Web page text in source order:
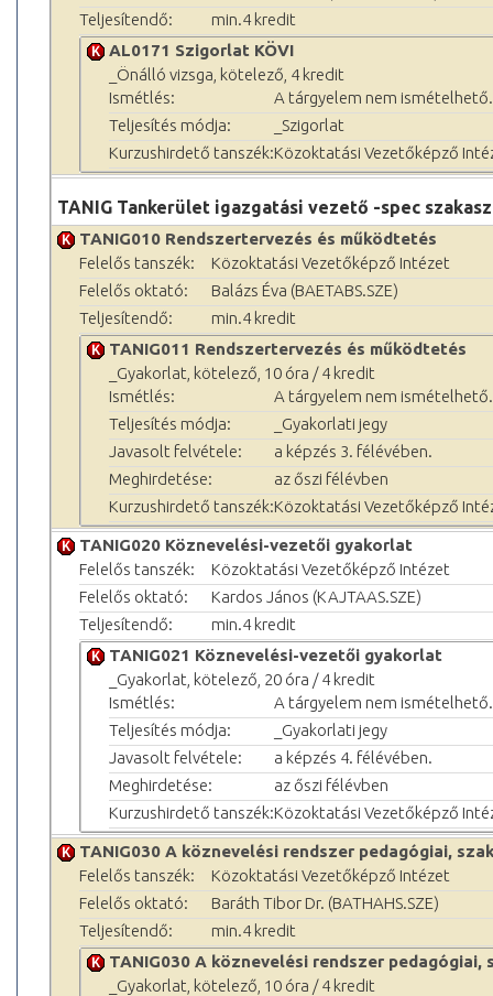
Teljesítendő:
min.4 kredit
AL0171 Szigorlat KÖVI
_Önálló vizsga, kötelező, 4 kredit
Ismétlés:
A tárgyelem nem ismételhető.
Teljesítés módja:
_Szigorlat
Kurzushirdető tanszék:Közoktatási Vezetőképző
TANIG Tankerület igazgatási vezető -spec
TANIG010 Rendszertervezés és működtetés
Felelős tanszék:
Közoktatási Vezetőképző Intézet
Felelős oktató:
Balázs Éva (BAETABS.SZE)
Teljesítendő:
min.4 kredit
TANIG011 Rendszertervezés és működtetés
_Gyakorlat, kötelező, 10 óra / 4 kredit
Ismétlés:
A tárgyelem nem ismételhető.
Teljesítés módja:
_Gyakorlati jegy
Javasolt felvétele:
a képzés 3. félévében.
Meghirdetése:
az őszi félévben
Kurzushirdető tanszék:Közoktatási Vezetőképző
TANIG020 Köznevelési-vezetői gyakorlat
Felelős tanszék:
Közoktatási Vezetőképző Intézet
Felelős oktató:
Kardos János (KAJTAAS.SZE)
Teljesítendő:
min.4 kredit
TANIG021 Köznevelési-vezetői gyakorlat
_Gyakorlat, kötelező, 20 óra / 4 kredit
Ismétlés:
A tárgyelem nem ismételhető.
Teljesítés módja:
_Gyakorlati jegy
Javasolt felvétele:
a képzés 4. félévében.
Meghirdetése:
az őszi félévben
Kurzushirdető tanszék:Közoktatási Vezetőképző
TANIG030 A köznevelési rendszer pedagógiai,
Felelős tanszék:
Közoktatási Vezetőképző Intézet
Felelős oktató:
Baráth Tibor Dr. (BATHAHS.SZE)
Teljesítendő:
min.4 kredit
TANIG030 A köznevelési rendszer
_Gyakorlat, kötelező, 10 óra / 4 kredit